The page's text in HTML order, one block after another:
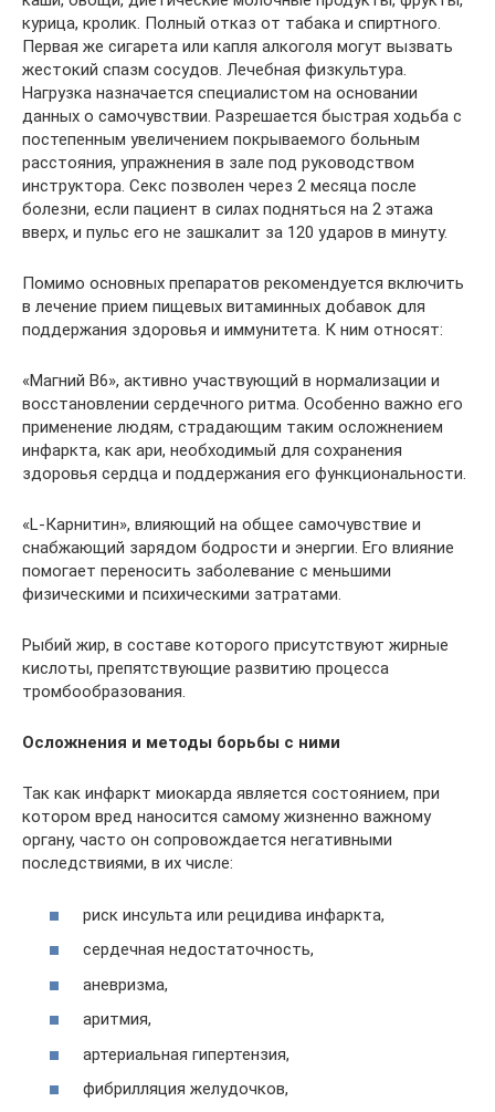
курица, кролик. Полный отказ от табака и спиртного.
Первая же сигарета или капля алкоголя могут вызвать
жестокий спазм сосудов. Лечебная физкультура.
Нагрузка назначается специалистом на основании
данных о самочувствии. Разрешается быстрая ходьба с
постепенным увеличением покрываемого больным
расстояния, упражнения в зале под руководством
инструктора. Секс позволен через 2 месяца после
болезни, если пациент в силах подняться на 2 этажа
вверх, и пульс его не зашкалит за 120 ударов в минуту.
Помимо основных препаратов рекомендуется включить
в лечение прием пищевых витаминных добавок для
поддержания здоровья и иммунитета. К ним относят:
«Магний В6», активно участвующий в нормализации и
восстановлении сердечного ритма. Особенно важно его
применение людям, страдающим таким осложнением
инфаркта, как ари, необходимый для сохранения
здоровья сердца и поддержания его функциональности.
«L-Карнитин», влияющий на общее самочувствие и
снабжающий зарядом бодрости и энергии. Его влияние
помогает переносить заболевание с меньшими
физическими и психическими затратами.
Рыбий жир, в составе которого присутствуют жирные
кислоты, препятствующие развитию процесса
тромбообразования.
Осложнения и методы борьбы с ними
Так как инфаркт миокарда является состоянием, при
котором вред наносится самому жизненно важному
органу, часто он сопровождается негативными
последствиями, в их числе:
риск инсульта или рецидива инфаркта,
сердечная недостаточность,
аневризма,
аритмия,
артериальная гипертензия,
фибрилляция желудочков,